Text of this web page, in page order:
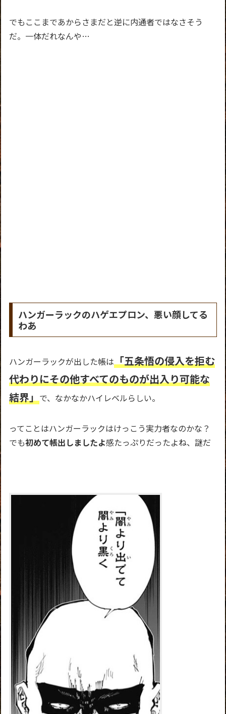
でもここまであからさまだと逆に内通者ではなさそう
だ。一体だれなんや…
ハンガーラックのハゲエプロン、悪い顔してる
わあ
ハンガーラックが出した帳は「五条悟の侵入を拒む
代わりにその他すべてのものが出入り可能な
結界」で、なかなかハイレベルらしい。
ってことはハンガーラックはけっこう実力者なのかな？
でも初めて帳出しましたよ感たっぷりだったよね、謎だ